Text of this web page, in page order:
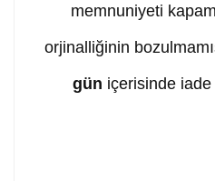
memnuniyeti
orjinalliğinin
gün içerisinde iade